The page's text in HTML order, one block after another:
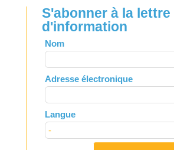
S'abonner à la lettre
d'information
Leave
this
field
blank
Nom
Adresse électronique
Langue